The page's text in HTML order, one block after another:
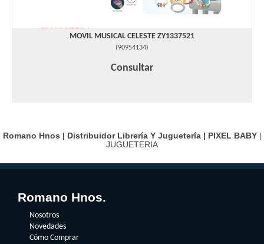
MOVIL MUSICAL CELESTE ZY1337521
(90954134)
Consultar
Romano Hnos | Distribuidor Librería Y Juguetería | PIXEL BABY|
JUGUETERIA
Romano Hnos.
Nosotros
Novedades
Cómo Comprar